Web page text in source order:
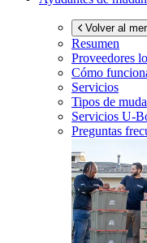
Volver al
Resumen
Proveedores
Cómo
Servicios
Tipos de
Servicios U-
Preguntas